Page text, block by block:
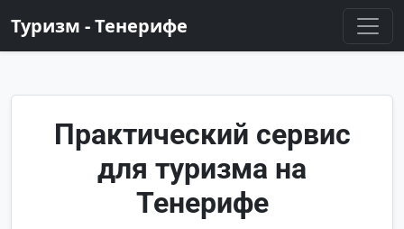
Туризм - Тенерифе
Практический сервис
для туризма на
Тенерифе